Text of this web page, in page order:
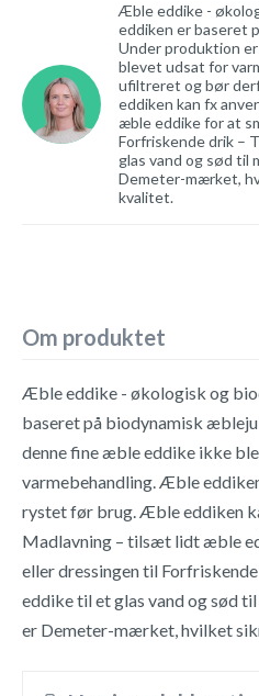
Æble eddike -
eddiken er baseret
Under produktion
blevet udsat for
ufiltreret og bør
eddiken kan fx
æble eddike for at
Forfriskende drik –
glas vand og sød til
Demeter-mærket,
kvalitet.
Om produktet
Æble eddike - økologisk og
baseret på biodynamisk
denne fine æble eddike ikke
varmebehandling. Æble
rystet før brug. Æble eddiken
Madlavning – tilsæt lidt æble
eller dressingen til
eddike til et glas vand og sød
er Demeter-mærket, hvilket